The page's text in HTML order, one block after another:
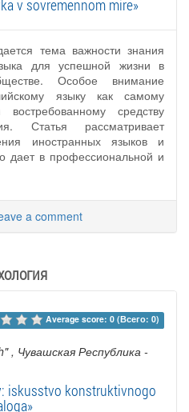
v sovremennom mire»
тема важности знания
для успешной жизни в
Особое внимание
языку как самому
средству
Статья рассматривает
иностранных языков и
дает в профессиональной и
a comment
Average score: 0 (Всего: 0)
, Чувашская Республика -
iskusstvo konstruktivnogo